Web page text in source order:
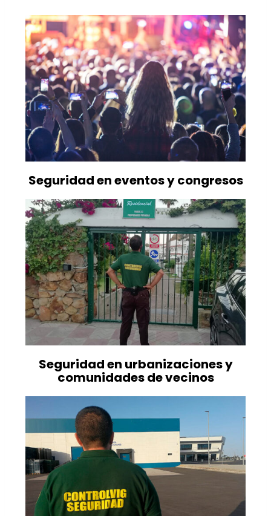
Seguridad en eventos y congresos
Seguridad en urbanizaciones y
comunidades de vecinos